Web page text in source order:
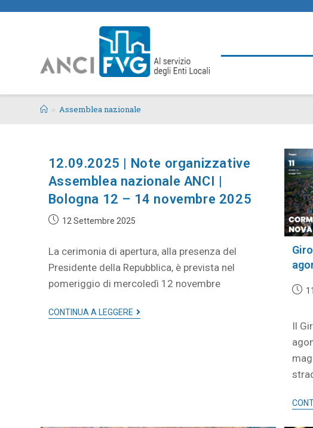
> Assemblea nazionale
12.09.2025 | Note organizzative
Assemblea nazionale ANCI |
Bologna 12 – 14 novembre 2025
12 Settembre 2025
La cerimonia di apertura, alla presenza del
Presidente della Repubblica, è prevista nel
pomeriggio di mercoledì 12 novembre
CONTINUA A LEGGERE
Il